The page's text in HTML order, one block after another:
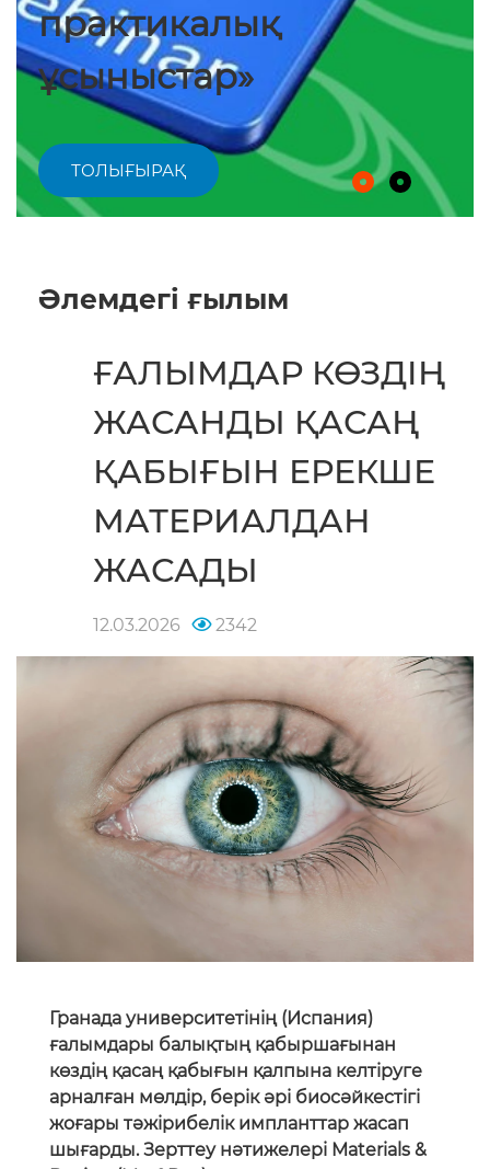
практикалық
ұсыныстар»
ТОЛЫҒЫРАҚ
Әлемдегі ғылым
ҒАЛЫМДАР КӨЗДІҢ
ЖАСАНДЫ ҚАСАҢ
ҚАБЫҒЫН ЕРЕКШЕ
МАТЕРИАЛДАН
ЖАСАДЫ
12.03.2026 2342
Гранада университетінің (Испания)
ғалымдары балықтың қабыршағынан
көздің қасаң қабығын қалпына келтіруге
арналған мөлдір, берік әрі биосәйкестігі
жоғары тәжірибелік импланттар жасап
шығарды. Зерттеу нәтижелері Materials &